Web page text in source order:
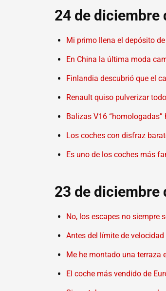
24 de diciembre
Mi primo llena el depósito
En China la última moda
Finlandia descubrió que el
Renault quiso pulverizar
Balizas V16
Los coches con disfraz
Es uno de los coches más
23 de diciembre
No, los escapes no siempre
Antes del límite de
Me he montado una terraza
El coche más vendido de